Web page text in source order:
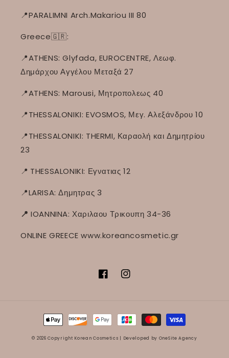
📍PARALIMNI Arch.Makariou III 80
Greece🇬🇷:
📍ATHENS: Glyfada, EUROCENTRE, Λεωφ.
Δημάρχου Αγγέλου Μεταξά 27
📍ATHENS: Marousi, Μητροπολεως 40
📍THESSALONIKI: EVOSMOS, Μεγ. Αλεξάνδρου 10
📍THESSALONIKI: THERMI, Καραολή και Δημητρίου
23
📍 THESSALONIKI: Εγνατιας 12
📍LARISA: Δημητρας 3
📍 IOANNINA: Χαριλαου Τρικουπη 34-36
ONLINE GREECE www.koreancosmetic.gr
FacebookInstagram
Μέθοδοι
πληρωμής
© 2026 Copyright Korean Cosmetics | Developed by OneSite Agency